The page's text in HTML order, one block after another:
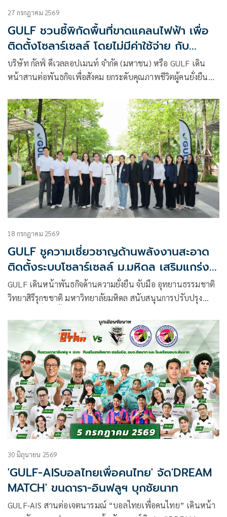
27 กรกฎาคม 2569
GULF ชวนชี้พิกัดพื้นที่ขาดแคลนไฟฟ้า เพื่อ
ติดตั้งโซลาร์เซลล์ โดยไม่มีค่าใช้จ่าย กับ
โครงการ ‘GULF Sparks, Life Starts เติม
พลังไฟให้ชีวิต’
บริษัท กัลฟ์ ดีเวลลอปเมนท์ จำกัด (มหาชน) หรือ GULF เดิน
หน้าสานต่อพันธกิจเพื่อสังคม ยกระดับคุณภาพชีวิตผู้คนยั่งยืน
ชวนทุกคนร่วมส่งพิกัดพื้นที่ที่ขาดแคลนไฟฟ้า
18 กรกฎาคม 2569
GULF ชูความเชี่ยวชาญด้านพลังงานสะอาด
ติดตั้งระบบโซลาร์เซลล์ ม.มหิดล เสริมแกร่ง
การวิจัยพัฒนา 'Nature-based Innovation'
พร้อมหนุนศักยภาพเด็กกลุ่มเปราะบาง
GULF เดินหน้าพันธกิจด้านความยั่งยืน จับมือ อุทยานธรรมชาติ
วิทยาสิรีรุกขชาติ มหาวิทยาลัยมหิดล สนับสนุนการปรับปรุง
Rooftop) มูลค่า 3.6 ล้านบาท เพื่อส่งเสริมการใช้พลังงานสะอาด
ในพื้นที่อุทยานฯ มุ่งยกระดับงานวิจัยด้านสมุนไพรไทยสู่ระดับ
อุตสาหกรรม และสร้างโอกาสทางการเรียนรู้ให้กับกลุ่มเด็กที่มี
ความเปราะบางและประชาชนทั่วไป
30 มิถุนายน 2569
'GULF-AISบอลไทยเพื่อคนไทย' จัด'DREAM
MATCH' ขนดารา-อินฟลูฯ บุกชัยนาท
GULF-AIS สานต่อเจตนารมณ์ “บอลไทยเพื่อคนไทย” เดินหน้า